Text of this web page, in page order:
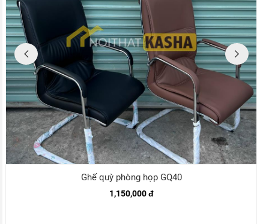
Ghế quỳ phòng họp GQ40
1,150,000 đ